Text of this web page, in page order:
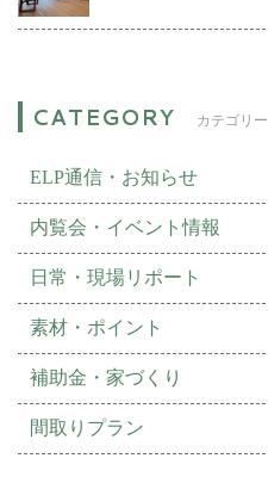
カテゴリー
ELP通信・お知らせ
内覧会・イベント情報
日常・現場リポート
素材・ポイント
補助金・家づくり
間取りプラン